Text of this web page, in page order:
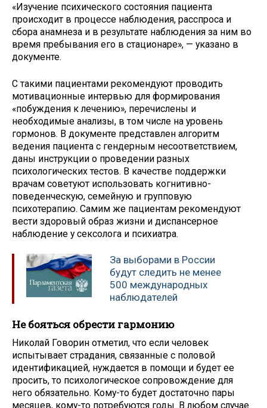
«Изучение психического состояния пациента
происходит в процессе наблюдения, расспроса и
сбора анамнеза и в результате наблюдения за ним во
время пребывания его в стационаре», — указано в
документе.
С такими пациентами рекомендуют проводить
мотивационные интервью для формирования
«побуждения к лечению», перечислены и
необходимые анализы, в том числе на уровень
гормонов. В документе представлен алгоритм
ведения пациента с гендерным несоответствием,
даны инструкции о проведении разных
психологических тестов. В качестве поддержки
врачам советуют использовать когнитивно-
поведенческую, семейную и групповую
психотерапию. Самим же пациентам рекомендуют
вести здоровый образ жизни и диспансерное
наблюдение у сексолога и психиатра.
За выборами в России
будут следить не менее
500 международных
наблюдателей
Не бояться обрести гармонию
Николай Говорин отметил, что если человек
испытывает страдания, связанные с половой
идентификацией, нуждается в помощи и будет ее
просить, то психологическое сопровождение для
него обязательно. Кому-то будет достаточно пары
месяцев, кому-то потребуются годы. В любом случае